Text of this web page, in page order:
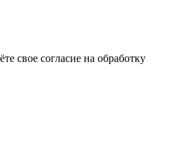
свое согласие на обработку